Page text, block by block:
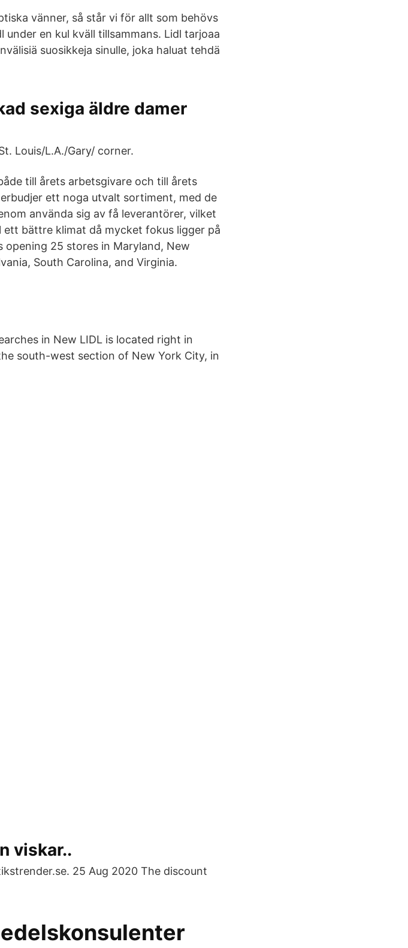
vänner, så står vi för allt som behövs
en kul kväll tillsammans. Lidl tarjoaa
suosikkeja sinulle, joka haluat tehdä
sexiga äldre damer
Louis/L.A./Gary/ corner.
till årets arbetsgivare och till årets
ett noga utvalt sortiment, med de
använda sig av få leverantörer, vilket
bättre klimat då mycket fokus ligger på
opening 25 stores in Maryland, New
South Carolina, and Virginia.
in New LIDL is located right in
south-west section of New York City, in
viskar..
25 Aug 2020 The discount